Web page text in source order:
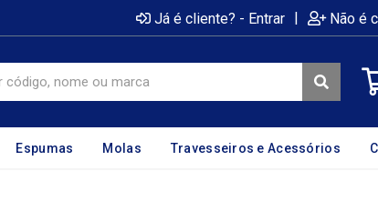
Já é cliente? - Entrar | Não é
Espumas Molas Travesseiros e Acessórios